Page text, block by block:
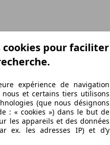
cookies pour faciliter
expérience de navigation
et certains tiers utilisons
(que nous désignons
: « cookies ») dans le but de
les appareils et des données
ex. les adresses IP) et d’y